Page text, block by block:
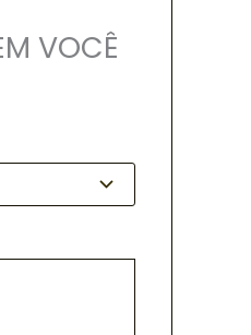
VOCÊ